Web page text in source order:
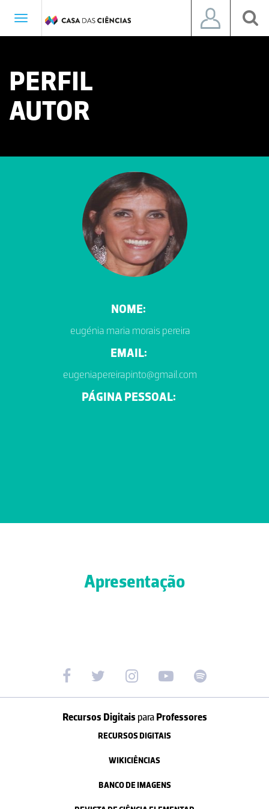
Toggle
PERFIL
AUTOR
NOME:
eugénia maria morais pereira
EMAIL:
eugeniapereirapinto@gmail.com
PÁGINA PESSOAL:
Apresentação
Recursos Digitais paraProfessores
RECURSOS DIGITAIS
WIKICIÊNCIAS
BANCO DE IMAGENS